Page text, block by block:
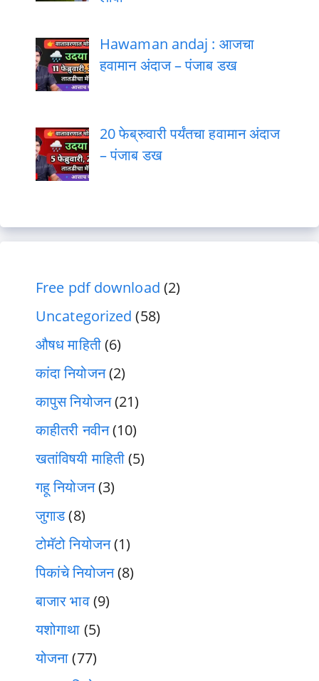
Hawaman andaj : आजचा
हवामान अंदाज – पंजाब डख
20 फेब्रुवारी पर्यंतचा हवामान अंदाज
– पंजाब डख
Free pdf download (2)
Uncategorized (58)
औषध माहिती(6)
कांदा नियोजन(2)
कापुस नियोजन(21)
काहीतरी नवीन(10)
खतांविषयी माहिती(5)
गहू नियोजन(3)
जुगाड(8)
टोमॅटो नियोजन(1)
पिकांचे नियोजन(8)
बाजार भाव(9)
यशोगाथा (5)
योजना(77)